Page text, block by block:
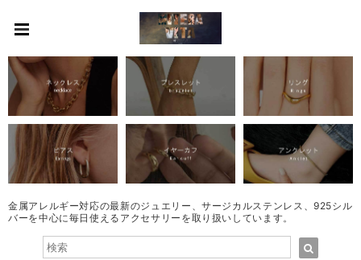
金属アレルギー対応の最新のジュエリー、サージカルステンレス、925シル
バーを中心に毎日使えるアクセサリーを取り扱いしています。